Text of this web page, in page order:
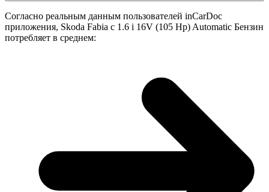
Согласно реальным данным пользователей inCarDoc
приложения, Skoda Fabia с 1.6 i 16V (105 Hp) Automatic Бензин
потребляет в среднем: